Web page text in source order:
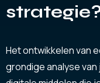
Het ontwikkelen van
grondige analyse